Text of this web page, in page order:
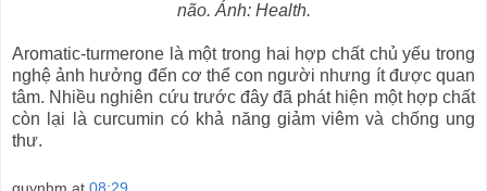
não. Ảnh: Health.
Aromatic-turmerone là một trong hai hợp chất chủ yếu trong
nghệ ảnh hưởng đến cơ thể con người nhưng ít được quan
tâm. Nhiều nghiên cứu trước đây đã phát hiện một hợp chất
còn lại là curcumin có khả năng giảm viêm và chống ung
thư.